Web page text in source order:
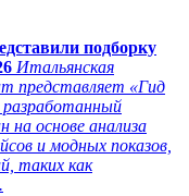
подборку
Итальянская
представляет «Гид
разработанный
на основе анализа
и модных показов,
таких как